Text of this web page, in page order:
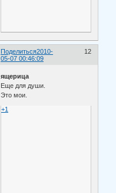
Поделиться 12
2010-
05-07 00:46:09
ящерица
Еще для души.
Это мои.
+1